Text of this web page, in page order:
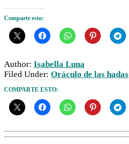
Comparte esto:
Author: Isabella Luna
Filed Under: Oráculo de las hadas
COMPARTE ESTO: